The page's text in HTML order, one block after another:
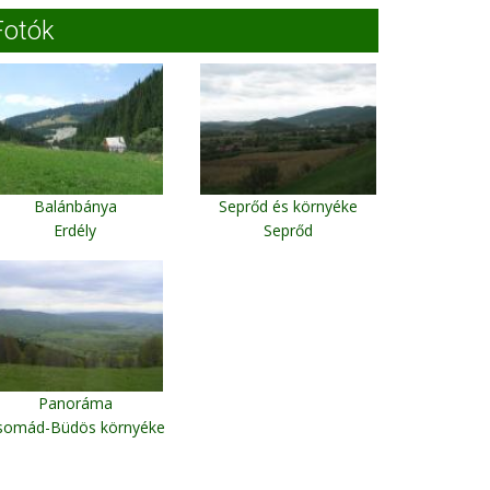
Balánbánya
Erdély
Seprőd és környéke
Seprőd
Panoráma
Büdös környéke